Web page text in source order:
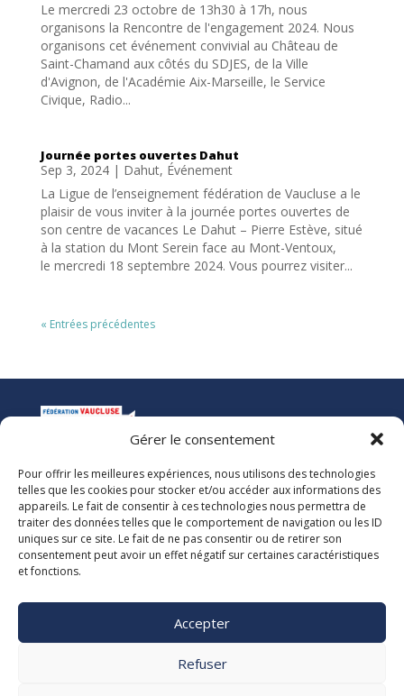
Gérer le consentement
Pour offrir les meilleures expériences, nous utilisons des technologies
telles que les cookies pour stocker et/ou accéder aux informations des
appareils. Le fait de consentir à ces technologies nous permettra de
traiter des données telles que le comportement de navigation ou les ID
uniques sur ce site. Le fait de ne pas consentir ou de retirer son
consentement peut avoir un effet négatif sur certaines caractéristiques
et fonctions.
Accepter
Refuser
Le mercredi 23 octobre de 13h30 à 17h, nous
organisons la Rencontre de l'engagement 2024. Nous
organisons cet événement convivial au Château de
Saint-Chamand aux côtés du SDJES, de la Ville
d'Avignon, de l'Académie Aix-Marseille, le Service
Civique, Radio...
Journée portes ouvertes Dahut
Sep 3, 2024| Dahut, Événement
La Ligue de l’enseignement fédération de Vaucluse a le
plaisir de vous inviter à la journée portes ouvertes de
son centre de vacances Le Dahut – Pierre Estève, situé
à la station du Mont Serein face au Mont-Ventoux,
le mercredi 18 septembre 2024. Vous pourrez visiter...
« Entrées précédentes
La Ligue de l’Enseignement
Fédération des Œuvres Laïques de Vaucluse
Nous vous accueillons dans nos locaux du lundi au jeudi de 08h00 à 12h30
et de 13h30 à 17h00. Le standard téléphonique est ouvert le vendredi de
08h00 à 12h30 et de 13h30 à 16h00.